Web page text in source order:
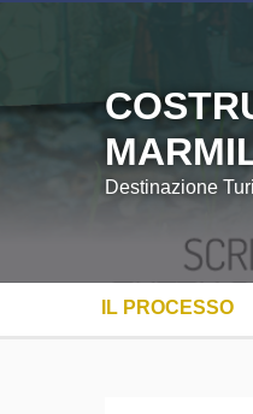
Destinazione
IL PROCESSO